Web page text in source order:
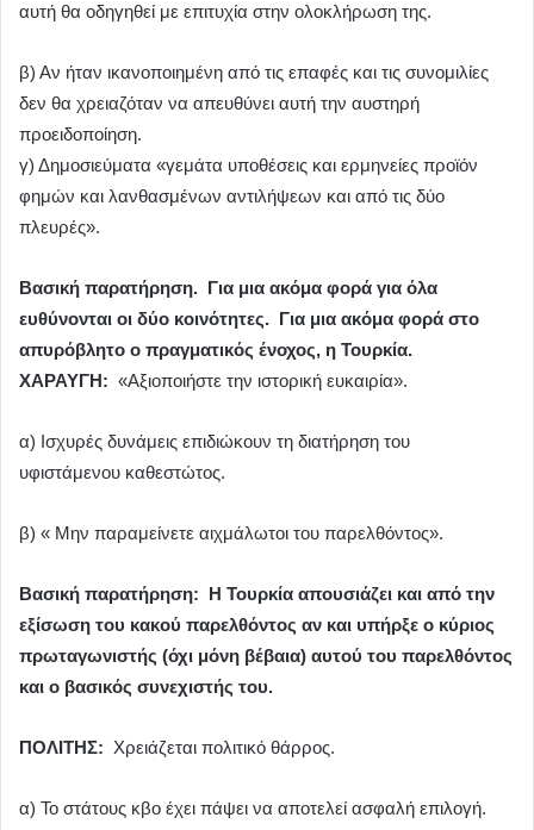
αυτή θα οδηγηθεί με επιτυχία στην ολοκλήρωση της.
β) Αν ήταν ικανοποιημένη από τις επαφές και τις συνομιλίες
δεν θα χρειαζόταν να απευθύνει αυτή την αυστηρή
προειδοποίηση.
γ) Δημοσιεύματα «γεμάτα υποθέσεις και ερμηνείες προϊόν
φημών και λανθασμένων αντιλήψεων και από τις δύο
πλευρές».
Βασική παρατήρηση. Για μια ακόμα φορά για όλα
ευθύνονται οι δύο κοινότητες. Για μια ακόμα φορά στο
απυρόβλητο ο πραγματικός ένοχος, η Τουρκία.
ΧΑΡΑΥΓΗ: «Αξιοποιήστε την ιστορική ευκαιρία».
α) Ισχυρές δυνάμεις επιδιώκουν τη διατήρηση του
υφιστάμενου καθεστώτος.
β) « Μην παραμείνετε αιχμάλωτοι του παρελθόντος».
Βασική παρατήρηση: Η Τουρκία απουσιάζει και από την
εξίσωση του κακού παρελθόντος αν και υπήρξε ο κύριος
πρωταγωνιστής (όχι μόνη βέβαια) αυτού του παρελθόντος
και ο βασικός συνεχιστής του.
ΠΟΛΙΤΗΣ: Χρειάζεται πολιτικό θάρρος.
α) Το στάτους κβο έχει πάψει να αποτελεί ασφαλή επιλογή.